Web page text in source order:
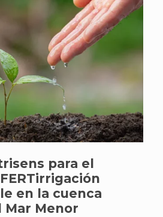
para el
en la cuenca
Menor